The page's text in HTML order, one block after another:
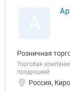
Розничная
Торговая
продукцией
Россия,